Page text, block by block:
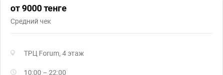
от 9000 тенге
Средний чек
ТРЦ Forum, 4 этаж
10:00 – 22:00